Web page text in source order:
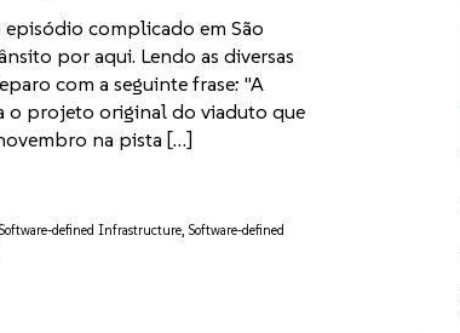
episódio complicado em São
por aqui. Lendo as diversas
com a seguinte frase: "A
o projeto original do viaduto que
na pista […]
Software-defined Infrastructure, Software-defined